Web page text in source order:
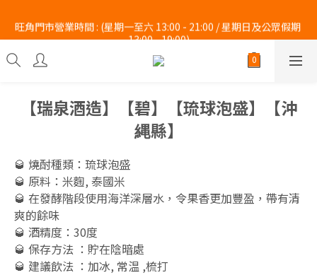
13:00 - 19:00)
13:00 - 19:00)
Whatsapp :  9140 6664  Tel : 2997 9450 。
13:00 - 19:00)
【瑞泉酒造】【碧】【琉球泡盛】【沖
縄縣】
🥃 燒酎種類：琉球泡盛
🥃 原料：米麴, 泰國米
🥃 在發酵階段使用海洋深層水，令果香更加豐盈，帶有清
爽的餘味
🥃 酒精度：30度
🥃 保存方法 ：貯在陰暗處
🥃 建議飲法 ：加冰, 常温 ,梳打